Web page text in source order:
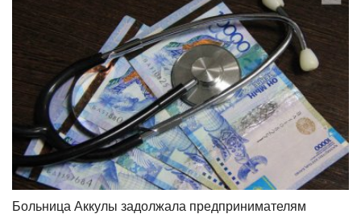
Больница Аккулы задолжала предпринимателям